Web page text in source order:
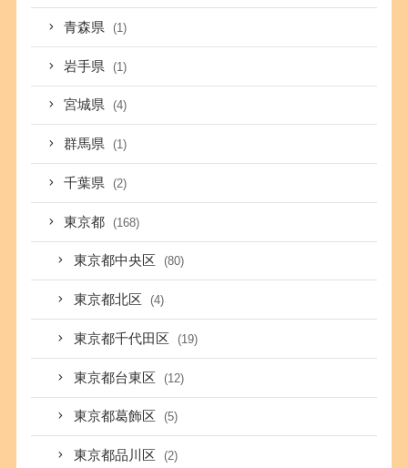
青森県 (1)
岩手県 (1)
宮城県 (4)
群馬県 (1)
千葉県 (2)
東京都 (168)
東京都中央区 (80)
東京都北区 (4)
東京都千代田区 (19)
東京都台東区 (12)
東京都葛飾区 (5)
東京都品川区 (2)